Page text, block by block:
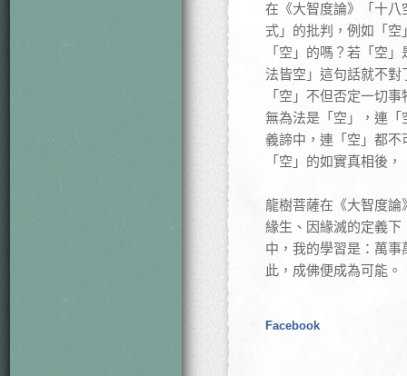
在《大智度論》「十
式」的批判，例如「
「空」的嗎？若「空
法皆空」這句話就不
「空」不但否定一切
無為法是「空」，連
義諦中，連「空」都
「空」的如實真相後
龍樹菩薩在《大智度
緣生、因緣滅的定義
中，我的學習是：萬
此，成佛便成為可能。
Facebook